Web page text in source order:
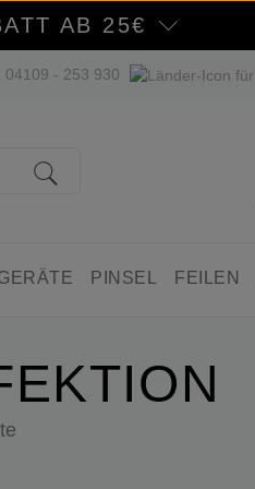
AB 25€
04109 - 253 930
PINSEL FEILEN